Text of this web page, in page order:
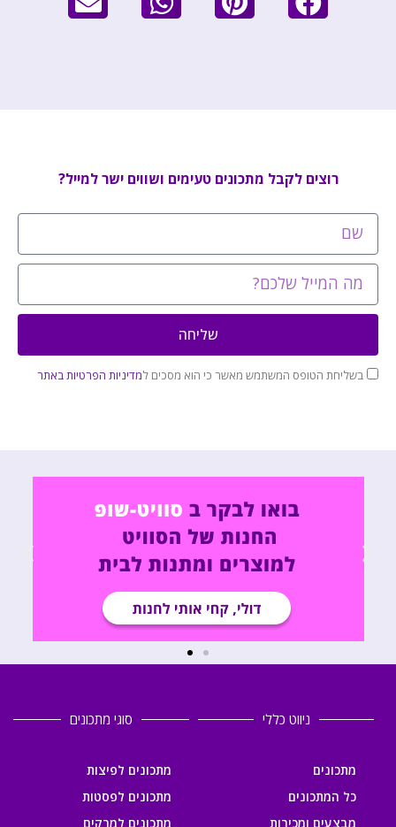
רוצים לקבל מתכונים טעימים ושווים ישר למייל?
בשליחת הטופס המשתמש מאשר כי הוא מסכים למדיניות הפרטיות באתר
שליחה
ניווט כללי
מתכונים
כל המתכונים
מבצעים ומכירות
סוגי מתכונים
מתכונים לפיצות
מתכונים לפסטות
מתכונים למרקים